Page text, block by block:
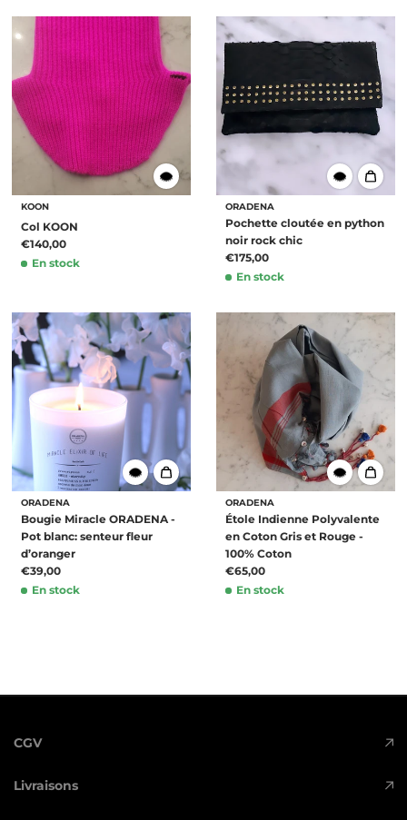
KOON
Col KOON
€140,00
En stock
ORADENA
Pochette cloutée en python
noir rock chic
€175,00
En stock
ORADENA
Bougie Miracle ORADENA -
Pot blanc: senteur fleur
d’oranger
€39,00
En stock
ORADENA
Étole Indienne Polyvalente
en Coton Gris et Rouge -
100% Coton
€65,00
En stock
CGV
Livraisons